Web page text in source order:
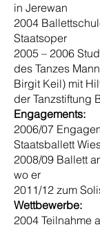
in Jerewan
2004
Staatsoper
2005 – 2006
des Tanzes
Birgit Keil) mit
der Tanzstiftung
Engagements:
2006/07
Staatsballett
2008/09 Ballett
wo er
2011/12 zum
Wettbewerbe:
2004 Teilnahme